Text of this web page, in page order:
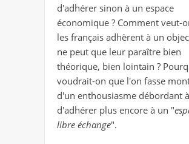
d'adhérer sinon à un espace
économique ? Comment veut-
les français adhèrent à un
ne peut que leur paraître bien
théorique, bien lointain ?
voudrait-on que l'on fasse
d'un enthousiasme débordant
d'adhérer plus encore à un "
libre échange".